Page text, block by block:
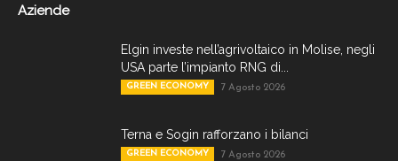
Aziende
Elgin investe nell’agrivoltaico in Molise, negli
USA parte l’impianto RNG di...
GREEN ECONOMY 7 Agosto 2026
Terna e Sogin rafforzano i bilanci
GREEN ECONOMY 7 Agosto 2026